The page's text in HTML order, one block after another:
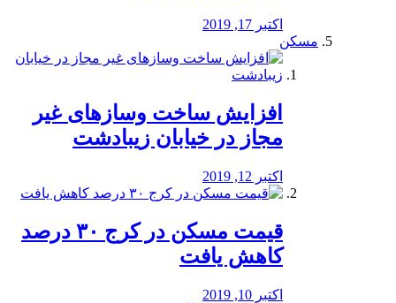
اکتبر 17, 2019
مسکن
افزایش ساخت وسازهای غیر
مجاز در خیابان زیبادشت
اکتبر 12, 2019
️قیمت مسکن در کرج ۳۰ درصد
کاهش یافت
اکتبر 10, 2019